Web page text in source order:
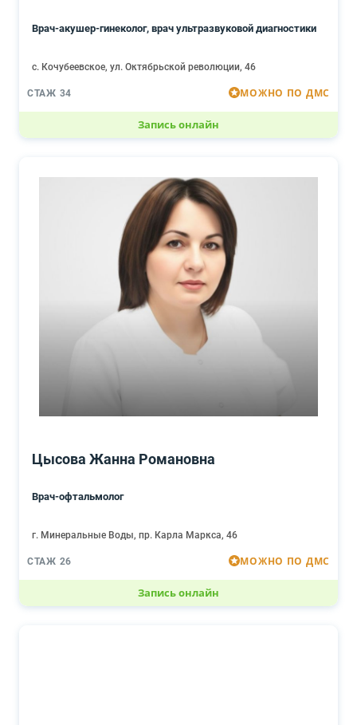
Врач-акушер-гинеколог, врач ультразвуковой диагностики
с. Кочубеевское, ул. Октябрьской революции, 46
СТАЖ 34 МОЖНО ПО ДМС
Запись онлайн
Цысова Жанна Романовна
Врач-офтальмолог
г. Минеральные Воды, пр. Карла Маркса, 46
СТАЖ 26 МОЖНО ПО ДМС
Запись онлайн